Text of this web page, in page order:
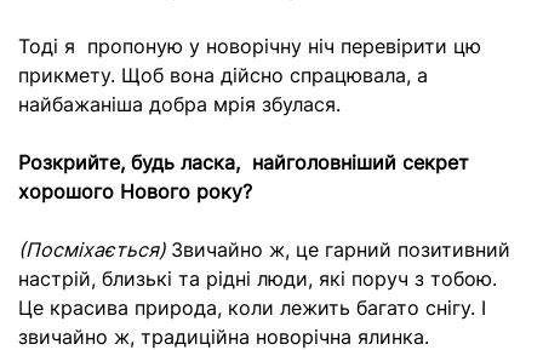
Тоді я пропоную у новорічну ніч перевірити цю
прикмету. Щоб вона дійсно спрацювала, а
найбажаніша добра мрія збулася.
Розкрийте, будь ласка, найголовніший секрет
хорошого Нового року?
(Посміхається) Звичайно ж, це гарний позитивний
настрій, близькі та рідні люди, які поруч з тобою.
Це красива природа, коли лежить багато снігу. І
звичайно ж, традиційна новорічна ялинка.